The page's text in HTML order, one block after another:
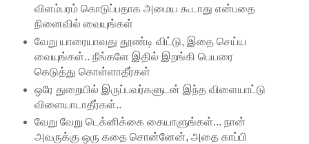
விளம்பரம் கொடுப்பதாக அமைய கூடாது என்பதை
நினைவில் வையுங்கள்
வேறு யாரையாவது தூண்டி விட்டு, இதை செய்ய
வையுங்கள்.. நீங்களே இதில் இறங்கி பெயரை
கெடுத்து கொள்ளாதீர்கள்
ஒரே துறையில் இருப்பவர்களுடன் இந்த விளையாட்டு
விளையாடாதீர்கள்..
வேறு வேறு டெக்னிக்கை கையாளுங்கள்... நான்
அவருக்கு ஒரு கதை சொன்னேன், அதை காப்பி